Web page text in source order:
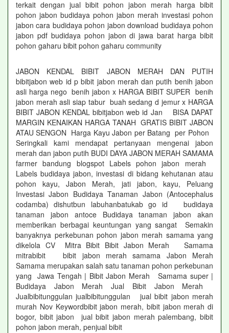
terkait dengan jual bibit pohon jabon merah harga bibit
pohon jabon budidaya pohon jabon merah investasi pohon
jabon cara budidaya pohon jabon download budidaya pohon
jabon pdf budidaya pohon jabon di jawa barat harga bibit
pohon gaharu bibit pohon gaharu community
JABON KENDAL BIBIT JABON MERAH DAN PUTIH
bibitjabon web id p bibit jabon merah dan putih benih jabon
asli harga nego benih jabon x HARGA BIBIT SUPER benih
jabon merah asli siap tabur buah sedang d jemur x HARGA
BIBIT JABON KENDAL bibitjabon web id Jan BISA DAPAT
MARGIN KENAIKAN HARGA TANAH GRATIS BIBIT JABON
ATAU SENGON Harga Kayu Jabon per Batang per Pohon
Seringkali kami mendapat pertanyaan mengenai jabon
merah dan jabon putih BUDI DAYA JABON MERAH SAMAMA
farmer bandung blogspot Labels pohon jabon merah
Labels budidaya jabon, investasi di bidang kehutanan atau
pohon kayu, Jabon Merah, jati jabon, kayu, Peluang
Investasi Jabon Budidaya Tanaman Jabon (Antocephalus
codamba) dishutbun labuhanbatukab go id budidaya
tanaman jabon antoce Budidaya tanaman jabon akan
memberikan berbagai keuntungan yang sangat Semakin
banyaknya perkebunan pohon jabon merah samama yang
dikelola CV Mitra Bibit Bibit Jabon Merah Samama
mitrabibit bibit jabon merah samama Jabon Merah
Samama merupakan salah satu tanaman pohon perkebunan
yang Jawa Tengah | Bibit Jabon Merah Samama super |
Budidaya Jabon Merah Jual Bibit Jabon Merah
Jualbibitunggulan jualbibitunggulan jual bibit jabon merah
murah Nov Keywordbibit jabon merah, bibit jabon merah di
bogor, bibit jabon jual bibit jabon merah palembang, bibit
pohon jabon merah, penjual bibit